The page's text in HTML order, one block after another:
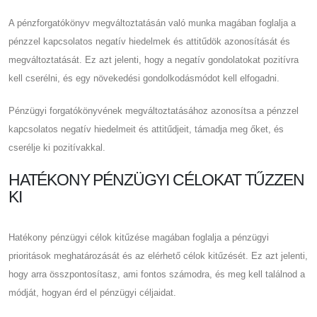
A pénzforgatókönyv megváltoztatásán való munka magában foglalja a
pénzzel kapcsolatos negatív hiedelmek és attitűdök azonosítását és
megváltoztatását. Ez azt jelenti, hogy a negatív gondolatokat pozitívra
kell cserélni, és egy növekedési gondolkodásmódot kell elfogadni.
Pénzügyi forgatókönyvének megváltoztatásához azonosítsa a pénzzel
kapcsolatos negatív hiedelmeit és attitűdjeit, támadja meg őket, és
cserélje ki pozitívakkal.
HATÉKONY PÉNZÜGYI CÉLOKAT TŰZZEN
KI
Hatékony pénzügyi célok kitűzése magában foglalja a pénzügyi
prioritások meghatározását és az elérhető célok kitűzését. Ez azt jelenti,
hogy arra összpontosítasz, ami fontos számodra, és meg kell találnod a
módját, hogyan érd el pénzügyi céljaidat.